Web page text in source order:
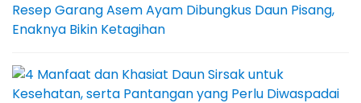
Resep Garang Asem Ayam Dibungkus Daun Pisang,
Enaknya Bikin Ketagihan